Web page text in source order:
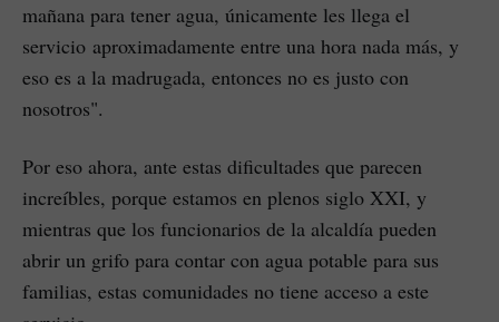
mañana para tener agua, únicamente les llega el
servicio aproximadamente entre una hora nada más, y
eso es a la madrugada, entonces no es justo con
nosotros".
Por eso ahora, ante estas dificultades que parecen
increíbles, porque estamos en plenos siglo XXI, y
mientras que los funcionarios de la alcaldía pueden
abrir un grifo para contar con agua potable para sus
familias, estas comunidades no tiene acceso a este